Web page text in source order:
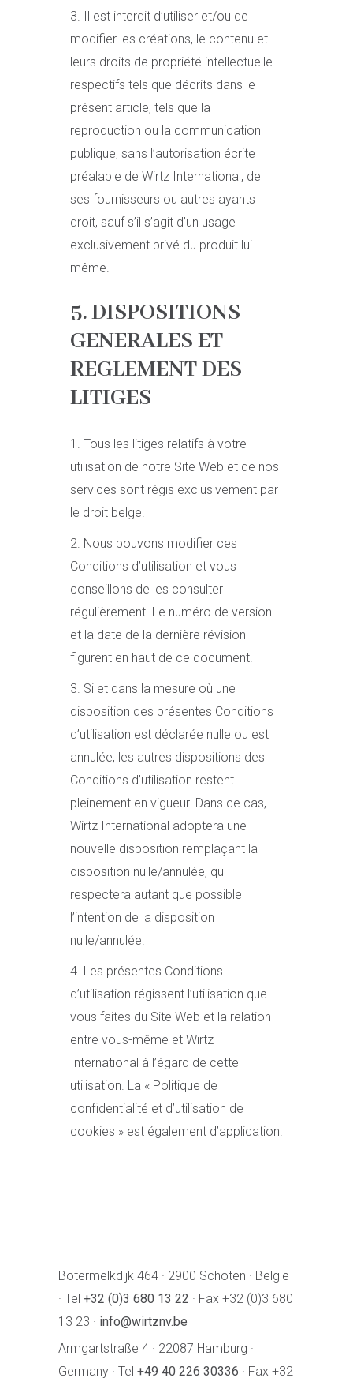
3. Il est interdit d’utiliser et/ou de
modifier les créations, le contenu et
leurs droits de propriété intellectuelle
respectifs tels que décrits dans le
présent article, tels que la
reproduction ou la communication
publique, sans l’autorisation écrite
préalable de Wirtz International, de
ses fournisseurs ou autres ayants
droit, sauf s’il s’agit d’un usage
exclusivement privé du produit lui-
même.
5. DISPOSITIONS
GENERALES ET
REGLEMENT DES
LITIGES
1. Tous les litiges relatifs à votre
utilisation de notre Site Web et de nos
services sont régis exclusivement par
le droit belge.
2. Nous pouvons modifier ces
Conditions d’utilisation et vous
conseillons de les consulter
régulièrement. Le numéro de version
et la date de la dernière révision
figurent en haut de ce document.
3. Si et dans la mesure où une
disposition des présentes Conditions
d’utilisation est déclarée nulle ou est
annulée, les autres dispositions des
Conditions d’utilisation restent
pleinement en vigueur. Dans ce cas,
Wirtz International adoptera une
nouvelle disposition remplaçant la
disposition nulle/annulée, qui
respectera autant que possible
l’intention de la disposition
nulle/annulée.
4. Les présentes Conditions
d’utilisation régissent l’utilisation que
vous faites du Site Web et la relation
entre vous-même et Wirtz
International à l’égard de cette
utilisation. La « Politique de
confidentialité et d’utilisation de
cookies » est également d’application.
Botermelkdijk 464 · 2900 Schoten · België
· Tel +32 (0)3 680 13 22 · Fax +32 (0)3 680
13 23 · info@wirtznv.be
Armgartstraße 4 · 22087 Hamburg ·
Germany · Tel +49 40 226 30336 · Fax +32